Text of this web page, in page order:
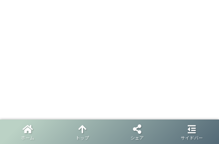
ホーム トップ シェア サイドバー